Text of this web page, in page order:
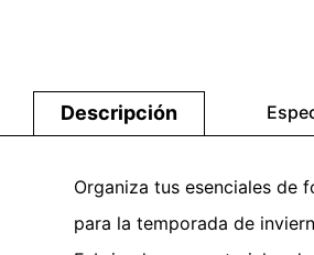
Descripción
Organiza tus esenciales de
para la temporada de